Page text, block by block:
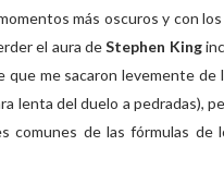
más oscuros y con
el aura deStephen King
me sacaron levemente de
lenta del duelo a pedradas),
comunes de las fórmulas